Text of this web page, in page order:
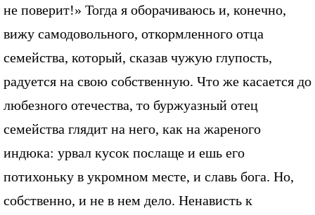
не поверит!» Тогда я оборачиваюсь и, конечно,
вижу самодовольного, откормленного отца
семейства, который, сказав чужую глупость,
радуется на свою собственную. Что же касается до
любезного отечества, то буржуазный отец
семейства глядит на него, как на жареного
индюка: урвал кусок послаще и ешь его
потихоньку в укромном месте, и славь бога. Но,
собственно, и не в нем дело. Ненависть к